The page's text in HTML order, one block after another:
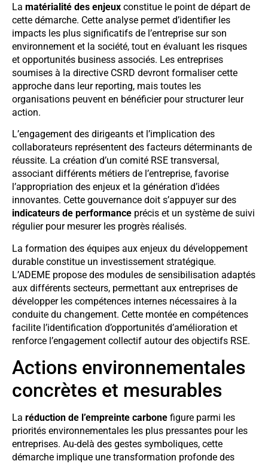
La matérialité des enjeux constitue le point de départ de
cette démarche. Cette analyse permet d’identifier les
impacts les plus significatifs de l’entreprise sur son
environnement et la société, tout en évaluant les risques
et opportunités business associés. Les entreprises
soumises à la directive CSRD devront formaliser cette
approche dans leur reporting, mais toutes les
organisations peuvent en bénéficier pour structurer leur
action.
L’engagement des dirigeants et l’implication des
collaborateurs représentent des facteurs déterminants de
réussite. La création d’un comité RSE transversal,
associant différents métiers de l’entreprise, favorise
l’appropriation des enjeux et la génération d’idées
innovantes. Cette gouvernance doit s’appuyer sur des
indicateurs de performance précis et un système de suivi
régulier pour mesurer les progrès réalisés.
La formation des équipes aux enjeux du développement
durable constitue un investissement stratégique.
L’ADEME propose des modules de sensibilisation adaptés
aux différents secteurs, permettant aux entreprises de
développer les compétences internes nécessaires à la
conduite du changement. Cette montée en compétences
facilite l’identification d’opportunités d’amélioration et
renforce l’engagement collectif autour des objectifs RSE.
Actions environnementales
concrètes et mesurables
La réduction de l’empreinte carbone figure parmi les
priorités environnementales les plus pressantes pour les
entreprises. Au-delà des gestes symboliques, cette
démarche implique une transformation profonde des